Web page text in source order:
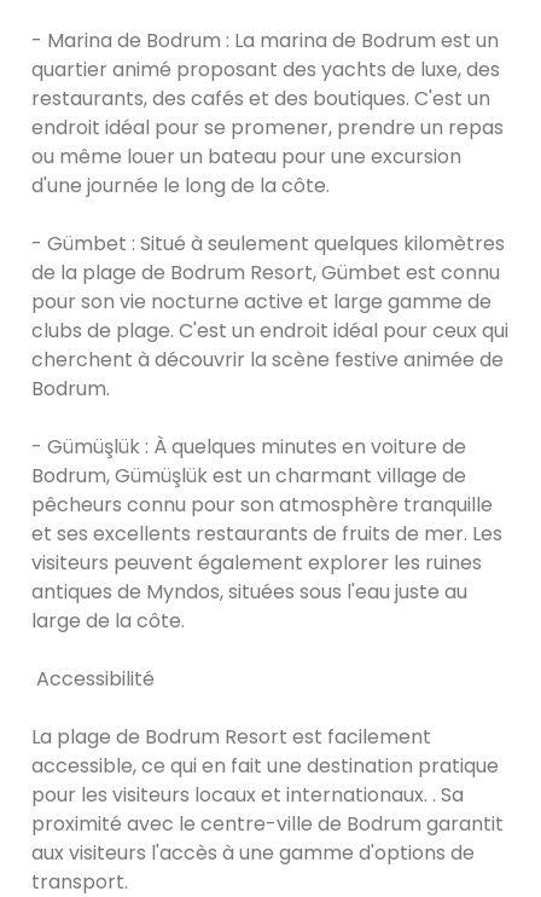
- Marina de Bodrum : La marina de Bodrum est un
quartier animé proposant des yachts de luxe, des
restaurants, des cafés et des boutiques. C'est un
endroit idéal pour se promener, prendre un repas
ou même louer un bateau pour une excursion
d'une journée le long de la côte.
- Gümbet : Situé à seulement quelques kilomètres
de la plage de Bodrum Resort, Gümbet est connu
pour son vie nocturne active et large gamme de
clubs de plage. C'est un endroit idéal pour ceux qui
cherchent à découvrir la scène festive animée de
Bodrum.
- Gümüşlük : À quelques minutes en voiture de
Bodrum, Gümüşlük est un charmant village de
pêcheurs connu pour son atmosphère tranquille
et ses excellents restaurants de fruits de mer. Les
visiteurs peuvent également explorer les ruines
antiques de Myndos, situées sous l'eau juste au
large de la côte.
Accessibilité
La plage de Bodrum Resort est facilement
accessible, ce qui en fait une destination pratique
pour les visiteurs locaux et internationaux. . Sa
proximité avec le centre-ville de Bodrum garantit
aux visiteurs l'accès à une gamme d'options de
transport.